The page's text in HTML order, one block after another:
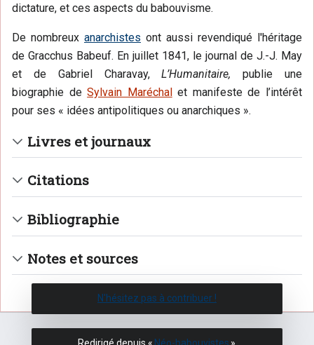
dictature, et ces aspects du babouvisme.
De nombreux anarchistes ont aussi revendiqué l'héritage
de Gracchus Babeuf. En juillet 1841, le journal de J.-J. May
et de Gabriel Charavay,L’Humanitaire, publie une
biographie deSylvain Maréchalet manifeste de l’intérêt
pour ses « idées antipolitiques ou anarchiques ».
Livres et journaux
Citations
Bibliographie
Notes et sources